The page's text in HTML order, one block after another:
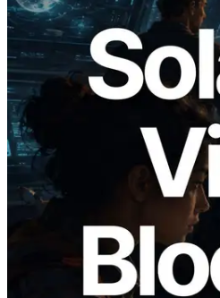
2026.05.24
Validators Solutions
Block Analyzer –
Blockproduktionszeit
zugewiesenen
Lesen Sie diesen Artikel